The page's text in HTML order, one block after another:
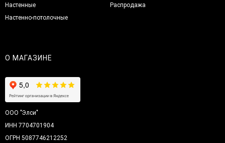
Настенные
Настенно-потолочные
Распродажа
О МАГАЗИНЕ
ООО "Элси"
ИНН 7704701904
ОГРН 5087746212252